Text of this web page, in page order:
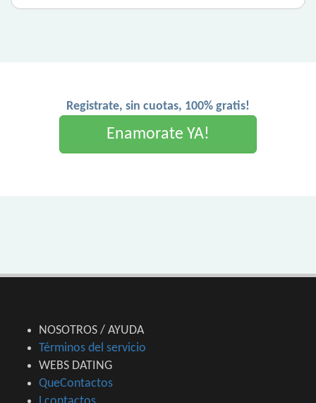
Registrate, sin cuotas, 100% gratis!
Enamorate YA!
NOSOTROS / AYUDA
Términos del servicio
WEBS DATING
QueContactos